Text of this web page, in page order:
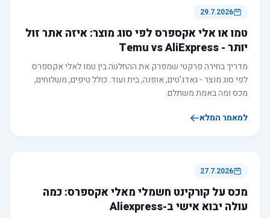
29.7.2026
טמו או אלי אקספרס לפי סוג מוצר: איזה אתר זול
יותר - Temu vs AliExpress
מדריך בחירה פרקטי שמפרק את ההחלטה בין טמו לאלי אקספרס
לפי סוג מוצר - גאדג'טים, אופנה, בית ועוד. כולל טיפים, משלוחים,
מכס ומה באמת משתלם.
למאמר המלא
27.7.2026
מכס על קורקינט חשמלי מאלי אקספרס: כמה
עולה יבוא אישי ב-Aliexpress